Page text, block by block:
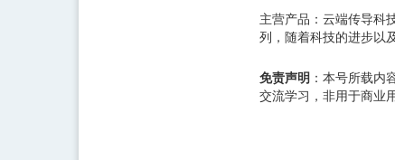
主营产品：云端传导科
列，随着科技的进步以
免责声明 ：本号所载内
交流学习，非用于商业